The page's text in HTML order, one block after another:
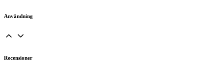
Användning
Recensioner